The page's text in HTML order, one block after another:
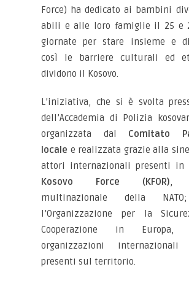
Force) ha dedicato ai bambini
abili e alle loro famiglie il 25 e
giornate per stare insieme e
così le barriere culturali ed
dividono il Kosovo.
L’iniziativa, che si è svolta
dell’Accademia di Polizia
organizzata dal Comitato
locale e realizzata grazie alla
attori internazionali presenti in
Kosovo Force (KFOR),
multinazionale della
l’Organizzazione per la
Cooperazione in
organizzazioni
presenti sul territorio.